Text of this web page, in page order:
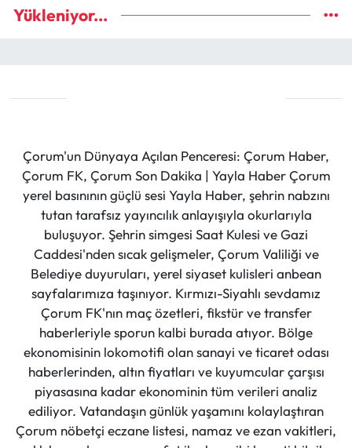
Yükleniyor...
Çorum'un Dünyaya Açılan Penceresi: Çorum Haber,
Çorum FK, Çorum Son Dakika | Yayla Haber Çorum
yerel basınının güçlü sesi Yayla Haber, şehrin nabzını
tutan tarafsız yayıncılık anlayışıyla okurlarıyla
buluşuyor. Şehrin simgesi Saat Kulesi ve Gazi
Caddesi'nden sıcak gelişmeler, Çorum Valiliği ve
Belediye duyuruları, yerel siyaset kulisleri anbean
sayfalarımıza taşınıyor. Kırmızı-Siyahlı sevdamız
Çorum FK'nın maç özetleri, fikstür ve transfer
haberleriyle sporun kalbi burada atıyor. Bölge
ekonomisinin lokomotifi olan sanayi ve ticaret odası
haberlerinden, altın fiyatları ve kuyumcular çarşısı
piyasasına kadar ekonominin tüm verileri analiz
ediliyor. Vatandaşın günlük yaşamını kolaylaştıran
Çorum nöbetçi eczane listesi, namaz ve ezan vakitleri,